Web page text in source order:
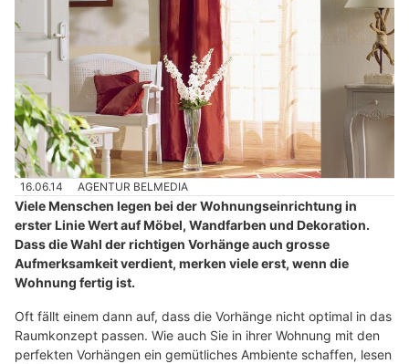
16.06.14 AGENTUR BELMEDIA
Viele Menschen legen bei der Wohnungseinrichtung in
erster Linie Wert auf Möbel, Wandfarben und Dekoration.
Dass die Wahl der richtigen Vorhänge auch grosse
Aufmerksamkeit verdient, merken viele erst, wenn die
Wohnung fertig ist.
Oft fällt einem dann auf, dass die Vorhänge nicht optimal in das
Raumkonzept passen. Wie auch Sie in ihrer Wohnung mit den
perfekten Vorhängen ein gemütliches Ambiente schaffen, lesen